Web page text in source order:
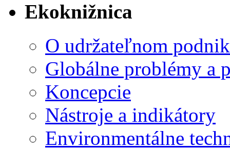
Ekoknižnica
O udržateľnom
Globálne problémy a
Koncepcie
Nástroje a indikátory
Environmentálne